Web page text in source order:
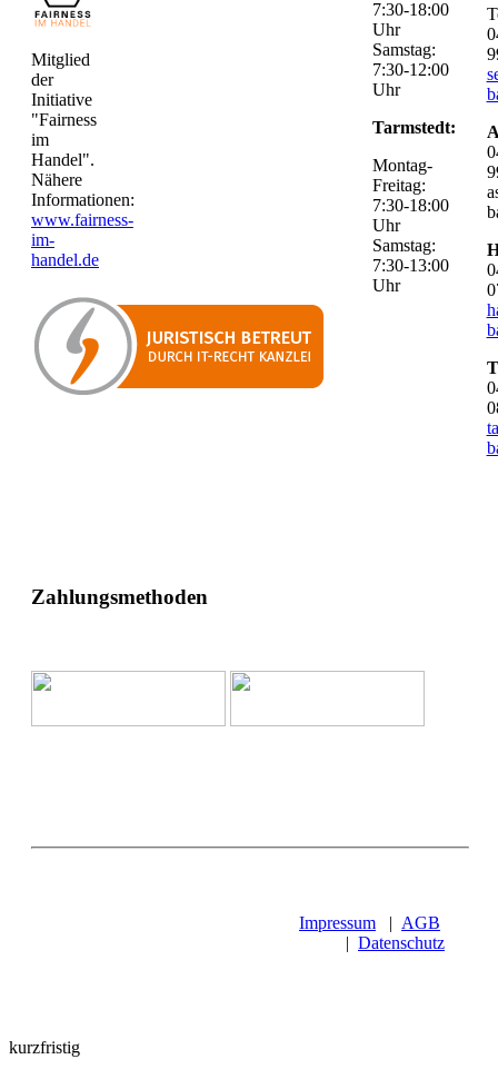
Mitglied
der
Initiative
"Fairness
im
Handel".
Nähere
Informationen:
www.fairness-
im-
handel.de
7:30-18:00
Uhr
Samstag:
7:30-12:00
Uhr
Tarmstedt:
Montag-
Freitag:
7:30-18:00
Uhr
Samstag:
7:30-13:00
Uhr
Zahlungsmethoden
Impressum | AGB
| Datenschutz
kurzfristig